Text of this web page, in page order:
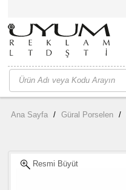
Ana Sayfa / Güral Porselen /
Resmi Büyüt